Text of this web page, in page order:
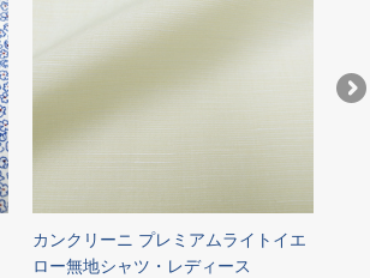
カンクリーニ プレミアムライトイエ
ロー無地シャツ・レディース